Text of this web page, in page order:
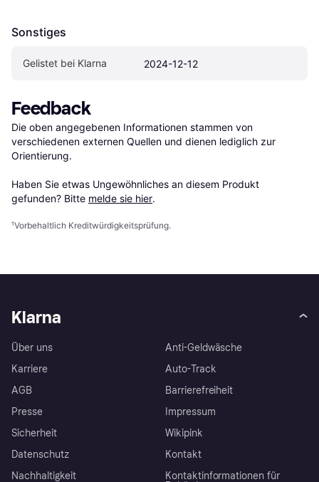
Sonstiges
Gelistet bei Klarna 2024-12-12
Feedback
Die oben angegebenen Informationen stammen von
verschiedenen externen Quellen und dienen lediglich zur
Orientierung.
Haben Sie etwas Ungewöhnliches an diesem Produkt
gefunden? Bitte melde sie hier.
¹Vorbehaltlich Kreditwürdigkeitsprüfung.
Klarna
Über uns
Karriere
AGB
Presse
Sicherheit
Datenschutz
Nachhaltigkeit
Anti-Geldwäsche
Auto-Track
Barrierefreiheit
Impressum
Wikipink
Kontakt
Kontaktinformationen für